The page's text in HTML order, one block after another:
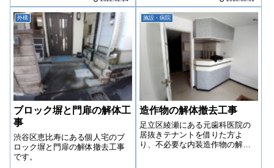
でした。レベル3のアスベストで
したので、養生等に気をつかい
ながらの作業でした。
外構
ブロック塀と門扉の解体工
事
渋谷区恵比寿にある個人宅のブ
ロック塀と門扉の解体撤去工事
です。
施設・病院
造作物の解体撤去工事
足立区綾瀬にある元歯科医院の
居抜きテナントを借りた方よ
り、不必要な内装造作物の解体